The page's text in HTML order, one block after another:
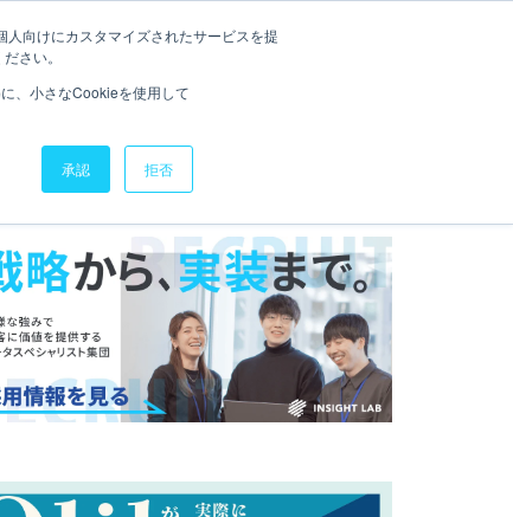
向けにカスタマイズされたサービスを提
さい。
、小さなCookieを使用して
承認 拒否
QLIK SENSE道場 お役立ち資料